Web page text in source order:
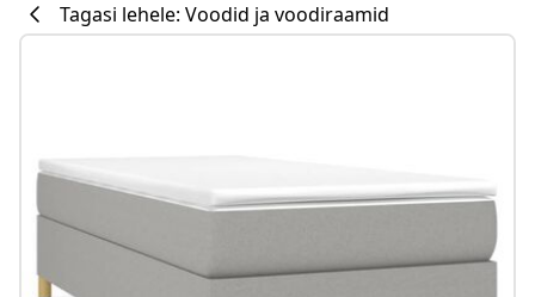
#sharemevidaxl
Tagasi lehele: Voodid ja voodiraamid